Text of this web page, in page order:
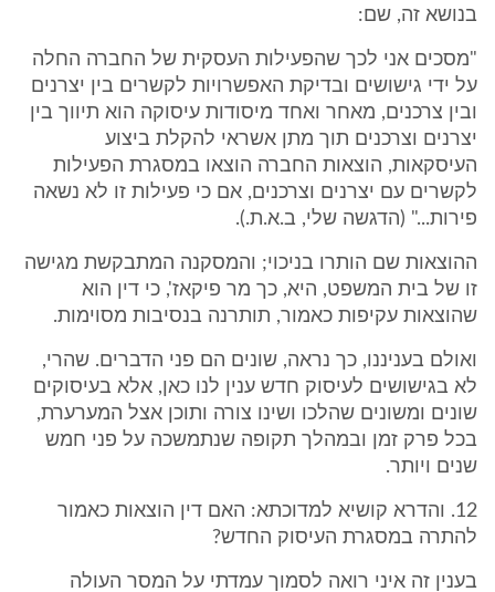
בנושא זה, שם:
"מסכים אני לכך שהפעילות העסקית של החברה החלה
על ידי גישושים ובדיקת האפשרויות לקשרים בין יצרנים
ובין צרכנים, מאחר ואחד מיסודות עיסוקה הוא תיווך בין
יצרנים וצרכנים תוך מתן אשראי להקלת ביצוע
העיסקאות, הוצאות החברה הוצאו במסגרת הפעילות
לקשרים עם יצרנים וצרכנים, אם כי פעילות זו לא נשאה
פירות..." (הדגשה שלי, ב.א.ת.).
ההוצאות שם הותרו בניכוי; והמסקנה המתבקשת מגישה
זו של בית המשפט, היא, כך מר פיקאז', כי דין הוא
שהוצאות עקיפות כאמור, תותרנה בנסיבות מסוימות.
ואולם בעניננו, כך נראה, שונים הם פני הדברים. שהרי,
לא בגישושים לעיסוק חדש ענין לנו כאן, אלא בעיסוקים
שונים ומשונים שהלכו ושינו צורה ותוכן אצל המערערת,
בכל פרק זמן ובמהלך תקופה שנתמשכה על פני חמש
שנים ויותר.
12. והדרא קושיא למדוכתא: האם דין הוצאות כאמור
להתרה במסגרת העיסוק החדש?
בענין זה איני רואה לסמוך עמדתי על המסר העולה